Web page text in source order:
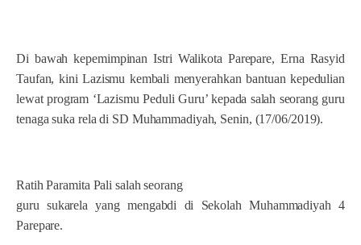
Di bawah kepemimpinan Istri Walikota Parepare, Erna Rasyid
Taufan, kini Lazismu kembali menyerahkan bantuan kepedulian
lewat program ‘Lazismu Peduli Guru’ kepada salah seorang guru
tenaga suka rela di SD Muhammadiyah, Senin, (17/06/2019).
Ratih Paramita Pali salah seorang
guru sukarela yang mengabdi di Sekolah Muhammadiyah 4
Parepare.